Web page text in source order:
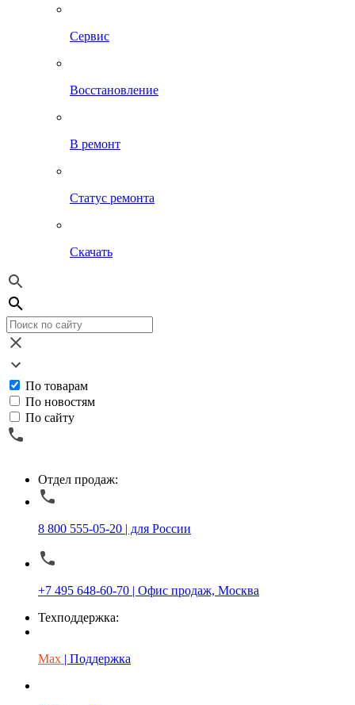
Сервис
Восстановление
В ремонт
Статус ремонта
Скачать
По товарам
По новостям
По сайту
Отдел продаж:
8 800 555-05-20 | для России
+7 495 648-60-70 | Офис продаж, Москва
Техподдержка:
Max | Поддержка